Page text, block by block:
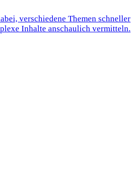
verschiedene Themen schneller
Inhalte anschaulich vermitteln.